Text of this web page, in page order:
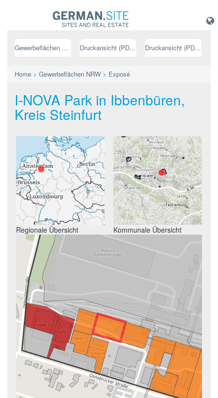
Gewerbeflächen NRW Druckansicht (PDF) // deutsch Druckansicht (PDF) // englisch
Home > Gewerbeflächen NRW > Exposé
I-NOVA Park in Ibbenbüren,
Kreis Steinfurt
Regionale Übersicht Kommunale Übersicht